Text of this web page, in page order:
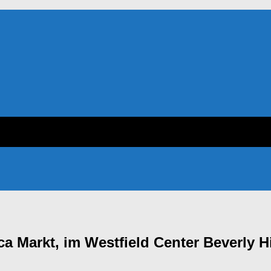
Markt, im Westfield Center Beverly